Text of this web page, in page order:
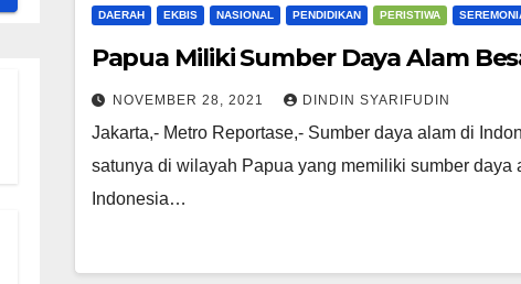
DAERAH EKBIS NASIONAL PENDIDIKAN PERISTIWA
Papua Miliki Sumber Daya Alam
NOVEMBER 28, 2021 DINDIN SYARIFUDIN
Jakarta,- Metro Reportase,- Sumber daya alam di
satunya di wilayah Papua yang memiliki sumber
Indonesia…